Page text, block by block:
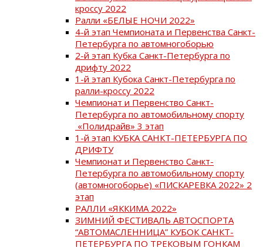
кроссу 2022
Ралли «БЕЛЫЕ НОЧИ 2022»
4-й этап Чемпионата и Первенства Санкт-
Петербурга по автомногоборью
2-й этап Кубка Санкт-Петербурга по
дрифту 2022
1-й этап Кубока Санкт-Петербурга по
ралли-кроссу 2022
Чемпионат и Первенство Санкт-
Петербурга по автомобильному спорту
«Полидрайв» 3 этап
1-й этап КУБКА САНКТ-ПЕТЕРБУРГА ПО
ДРИФТУ
Чемпионат и Первенство Санкт-
Петербурга по автомобильному спорту
(автомногоборье) «ПИСКАРЕВКА 2022» 2
этап
РАЛЛИ «ЯККИМА 2022»
ЗИМНИЙ ФЕСТИВАЛЬ АВТОСПОРТА
“АВТОМАСЛЕННИЦА” КУБОК САНКТ-
ПЕТЕРБУРГА ПО ТРЕКОВЫМ ГОНКАМ